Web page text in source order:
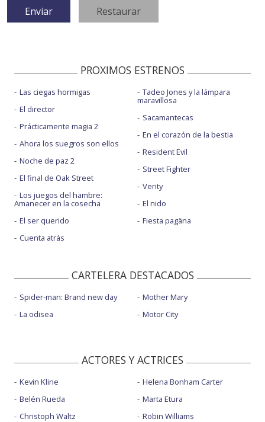
PROXIMOS ESTRENOS
Las ciegas hormigas
El director
Prácticamente magia 2
Ahora los suegros son ellos
Noche de paz 2
El final de Oak Street
Los juegos del hambre:
Amanecer en la cosecha
El ser querido
Cuenta atrás
Tadeo Jones y la lámpara
maravillosa
Sacamantecas
En el corazón de la bestia
Resident Evil
Street Fighter
Verity
El nido
Fiesta pagäna
CARTELERA DESTACADOS
Spider-man: Brand new day
La odisea
Mother Mary
Motor City
ACTORES Y ACTRICES
Kevin Kline
Belén Rueda
Christoph Waltz
Helena Bonham Carter
Marta Etura
Robin Williams